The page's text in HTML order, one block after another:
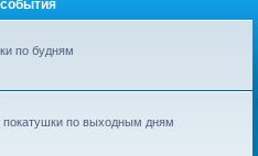
по будням
по выходным дням